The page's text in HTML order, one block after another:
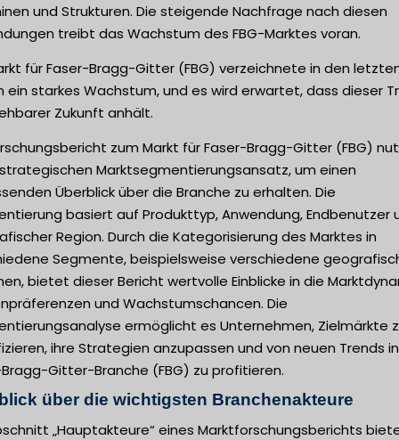
und Strukturen. Die steigende Nachfrage nach diesen
treibt das Wachstum des FBG-Marktes voran.
für Faser-Bragg-Gitter (FBG) verzeichnete in den
ein starkes Wachstum, und es wird erwartet, dass dieser
Zukunft anhält.
zum Markt für Faser-Bragg-Gitter (FBG)
Marktsegmentierungsansatz, um einen
Überblick über die Branche zu erhalten. Die
basiert auf Produkttyp, Anwendung, Endbenutzer
Region. Durch die Kategorisierung des Marktes in
Segmente, beispielsweise verschiedene
bietet dieser Bericht wertvolle Einblicke in die
und Wachstumschancen. Die
ermöglicht es Unternehmen, Zielmärkte
ihre Strategien anzupassen und von neuen Trends
Gitter-Branche (FBG) zu profitieren.
über die wichtigsten Branchenakteure
„Hauptakteure“ eines Marktforschungsberichts